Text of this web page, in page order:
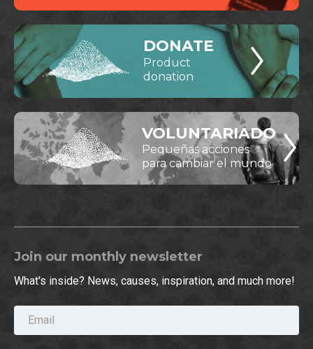
DONATE
Product
donation
VOLUNTARIADO
Pequeñas acciones
para cambiar el mundo
Join our monthly newsletter
What's inside? News, causes, inspiration, and much more!
Email